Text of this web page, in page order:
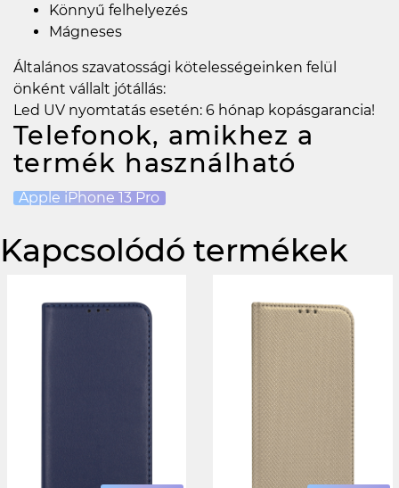
Könnyű felhelyezés
Mágneses
Általános szavatossági kötelességeinken felül
önként vállalt jótállás:
Led UV nyomtatás esetén: 6 hónap kopásgarancia!
Telefonok, amikhez a
termék használható
Apple iPhone 13 Pro
Kapcsolódó termékek